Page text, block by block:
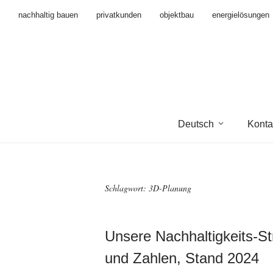
nachhaltig bauen privatkunden objektbau energielösungen
Deutsch
Schlagwort: 3D-Planung
Unsere Nachhaltigkeits-
und Zahlen, Stand 2024